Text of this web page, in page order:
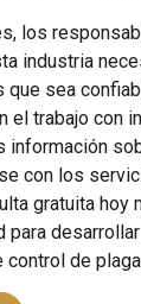
los
industria
que sea
el trabajo con
información
con los
gratuita hoy
para
de